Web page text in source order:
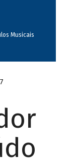
Musicais